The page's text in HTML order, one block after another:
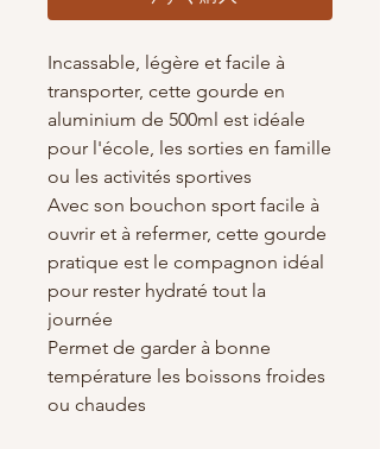
Incassable, légère et facile à
transporter, cette gourde en
aluminium de 500ml est idéale
pour l'école, les sorties en famille
ou les activités sportives
Avec son bouchon sport facile à
ouvrir et à refermer, cette gourde
pratique est le compagnon idéal
pour rester hydraté tout la
journée
Permet de garder à bonne
température les boissons froides
ou chaudes